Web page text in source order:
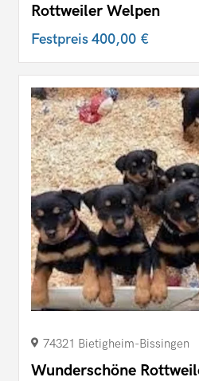
Rottweiler Welpen
Festpreis400,00 €
74321 Bietigheim-Bissingen
Wunderschöne